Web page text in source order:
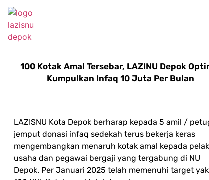
100 Kotak Amal Tersebar, LAZINU Depok
Kumpulkan Infaq 10 Juta Per Bulan
LAZISNU Kota Depok berharap kepada 5 amil /
jemput donasi infaq sedekah terus bekerja keras
mengembangkan menaruh kotak amal kepada
usaha dan pegawai bergaji yang tergabung di NU
Depok. Per Januari 2025 telah memenuhi target